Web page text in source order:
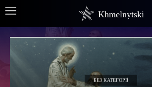
Khmelnytski
БЕЗ КАТЕГОРІЇ